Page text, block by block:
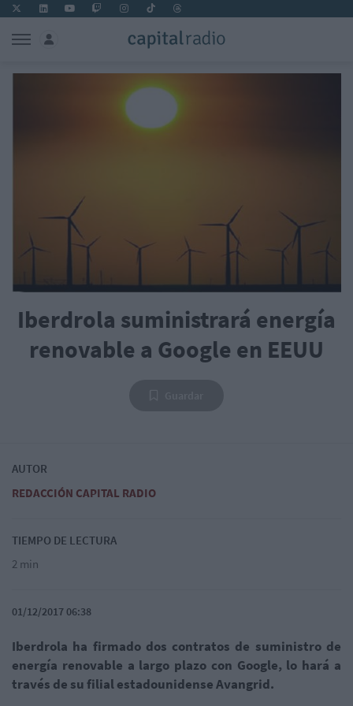
Iberdrola suministrará energía
renovable a Google en EEUU
AUTOR
REDACCIÓN CAPITAL RADIO
TIEMPO DE LECTURA
2 min
01/12/2017 06:38
Iberdrola ha firmado dos contratos de suministro de
energía renovable a largo plazo con Google, lo hará a
través de su filial estadounidense Avangrid.